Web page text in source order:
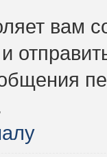
вам